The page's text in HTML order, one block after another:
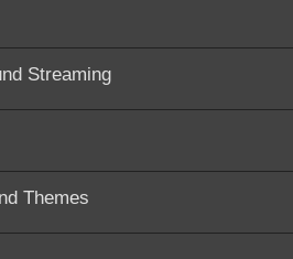
Streaming
Themes